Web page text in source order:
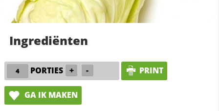
Ingrediënten
PORTIES + - PRINT
GA IK MAKEN